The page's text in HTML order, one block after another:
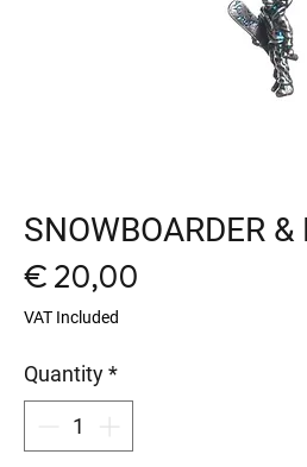
SNOWBOARDER &
€ 20,00
VAT Included
Quantity*